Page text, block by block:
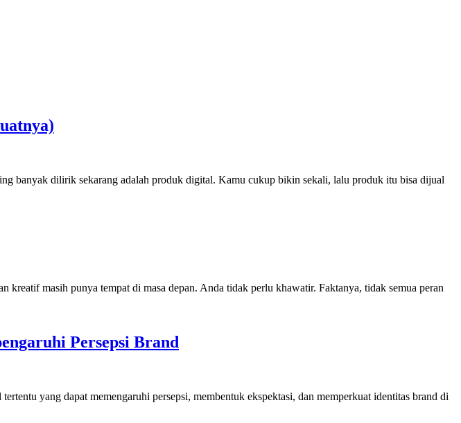
banyak dilirik sekarang adalah produk digital. Kamu cukup bikin sekali, lalu produk itu bisa dijual
masih punya tempat di masa depan. Anda tidak perlu khawatir. Faktanya, tidak semua peran
Persepsi Brand
yang dapat memengaruhi persepsi, membentuk ekspektasi, dan memperkuat identitas brand di